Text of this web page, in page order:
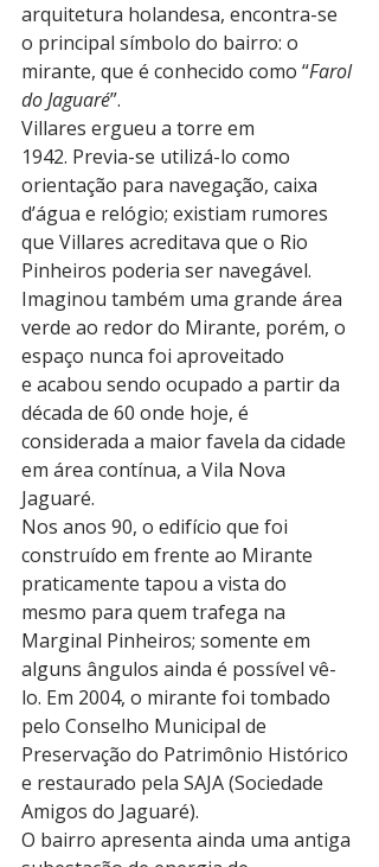
arquitetura holandesa, encontra-se
o principal símbolo do bairro: o
mirante, que é conhecido como “Farol
do Jaguaré”.
Villares ergueu a torre em
1942. Previa-se utilizá-lo como
orientação para navegação, caixa
d’água e relógio; existiam rumores
que Villares acreditava que o Rio
Pinheiros poderia ser navegável.
Imaginou também uma grande área
verde ao redor do Mirante, porém, o
espaço nunca foi aproveitado
e acabou sendo ocupado a partir da
década de 60 onde hoje, é
considerada a maior favela da cidade
em área contínua, a Vila Nova
Jaguaré.
Nos anos 90, o edifício que foi
construído em frente ao Mirante
praticamente tapou a vista do
mesmo para quem trafega na
Marginal Pinheiros; somente em
alguns ângulos ainda é possível vê-
lo. Em 2004, o mirante foi tombado
pelo Conselho Municipal de
Preservação do Patrimônio Histórico
e restaurado pela SAJA (Sociedade
Amigos do Jaguaré).
O bairro apresenta ainda uma antiga